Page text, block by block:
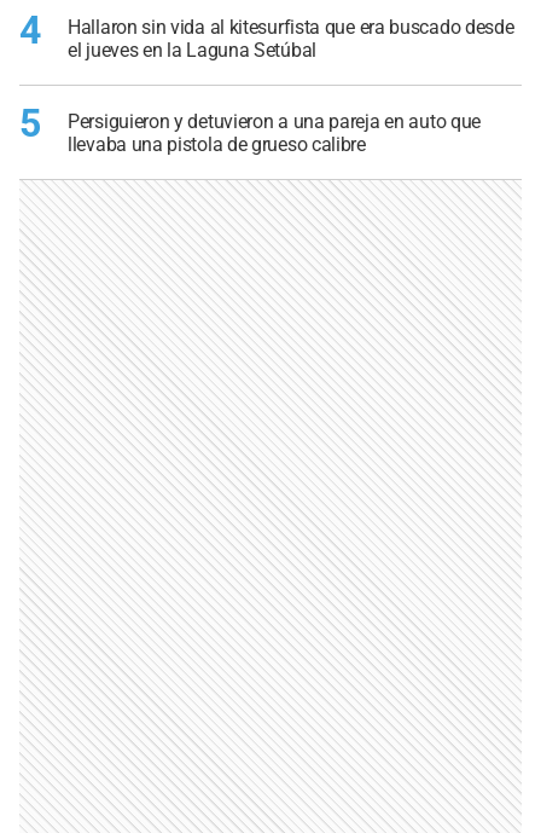
4
Hallaron sin vida al kitesurfista que era buscado desde
el jueves en la Laguna Setúbal
5
Persiguieron y detuvieron a una pareja en auto que
llevaba una pistola de grueso calibre